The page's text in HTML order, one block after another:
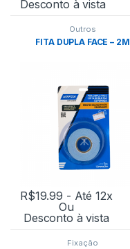
Desconto à vista
Outros
FITA DUPLA FACE – 2M
R$19.99 - Até 12x
Ou
Desconto à vista
Fixação